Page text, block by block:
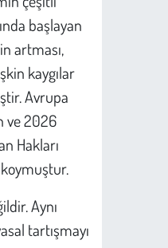
başlayan
artması,
kaygılar
Avrupa
ve 2026
Hakları
Aynı
tartışmayı